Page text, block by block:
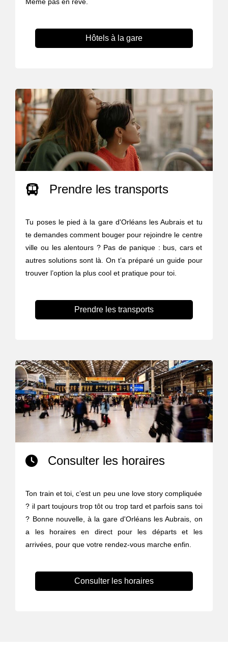
Hôtels à la gare
Prendre les transports
Tu poses le pied à la gare d'Orléans les Aubrais et tu
te demandes comment bouger pour rejoindre le centre
ville ou les alentours ? Pas de panique : bus, cars et
autres solutions sont là. On t’a préparé un guide pour
trouver l’option la plus cool et pratique pour toi.
Prendre les transports
Consulter les horaires
Ton train et toi, c’est un peu une love story compliquée
? il part toujours trop tôt ou trop tard et parfois sans toi
? Bonne nouvelle, à la gare d'Orléans les Aubrais, on
a les horaires en direct pour les départs et les
arrivées, pour que votre rendez-vous marche enfin.
Consulter les horaires